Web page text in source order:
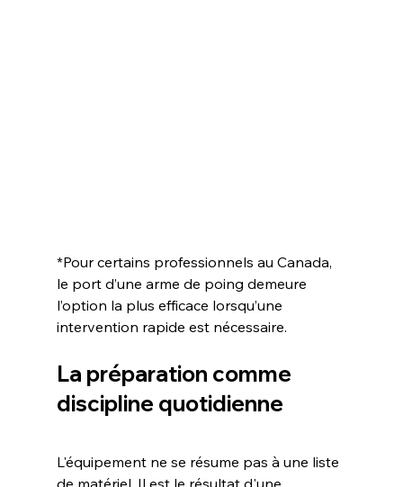
*Pour certains professionnels au Canada,
le port d’une arme de poing demeure
l’option la plus efficace lorsqu’une
intervention rapide est nécessaire.
La préparation comme
discipline quotidienne
L'équipement ne se résume pas à une liste